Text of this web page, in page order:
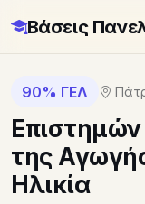
Βάσεις
90% ΓΕΛ
Επιστημών
της
Ηλικία